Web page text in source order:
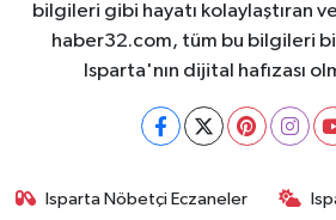
bilgileri gibi hayatı kolaylaştıran
haber32.com, tüm bu bilgileri
Isparta'nın dijital hafızası
Isparta Nöbetçi Eczaneler